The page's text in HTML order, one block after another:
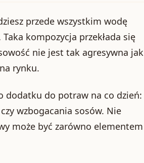
przede wszystkim wodę
Taka kompozycja przekłada się
nie jest tak agresywna jak
rynku.
dodatku do potraw na co dzień:
wzbogacania sosów. Nie
może być zarówno elementem